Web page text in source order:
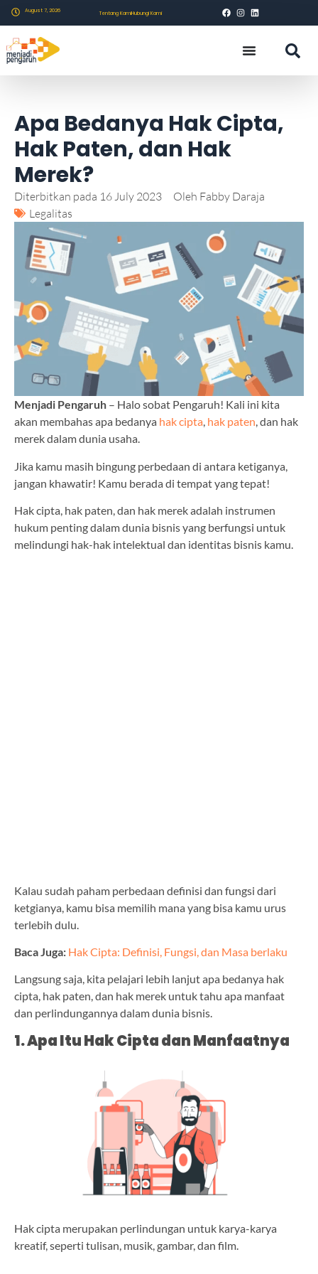
August 7, 2026 Tentang KamiHubungi Kami
Apa Bedanya Hak Cipta,
Hak Paten, dan Hak
Merek?
Diterbitkan pada 16 July 2023 Oleh Fabby Daraja
Legalitas
Menjadi Pengaruh – Halo sobat Pengaruh! Kali ini kita
akan membahas apa bedanya hak cipta, hak paten, dan hak
merek dalam dunia usaha.
Jika kamu masih bingung perbedaan di antara ketiganya,
jangan khawatir! Kamu berada di tempat yang tepat!
Hak cipta, hak paten, dan hak merek adalah instrumen
hukum penting dalam dunia bisnis yang berfungsi untuk
melindungi hak-hak intelektual dan identitas bisnis kamu.
Kalau sudah paham perbedaan definisi dan fungsi dari
ketgianya, kamu bisa memilih mana yang bisa kamu urus
terlebih dulu.
Baca Juga: Hak Cipta: Definisi, Fungsi, dan Masa berlaku
Langsung saja, kita pelajari lebih lanjut apa bedanya hak
cipta, hak paten, dan hak merek untuk tahu apa manfaat
dan perlindungannya dalam dunia bisnis.
1. Apa Itu Hak Cipta dan Manfaatnya
Hak cipta merupakan perlindungan untuk karya-karya
kreatif, seperti tulisan, musik, gambar, dan film.